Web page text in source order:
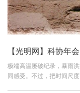
【光明网】科协年
极端高温屡破纪录，暴雨
同感受。不过，把时间尺度